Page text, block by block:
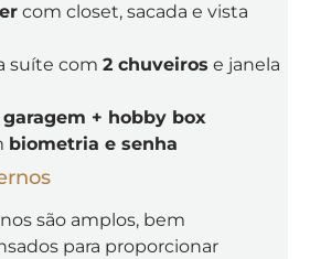
com closet, sacada e vista
suíte com 2 chuveiros e janela
+ hobby box
biometria e senha
são amplos, bem
para proporcionar